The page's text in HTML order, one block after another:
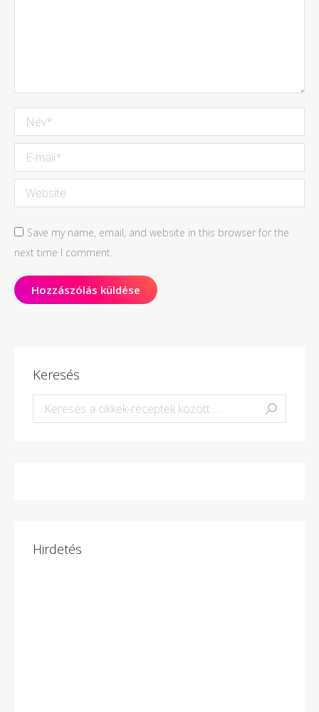
Név *
E-mail *
Website
Save my name, email, and website in this browser for the
next time I comment.
Hozzászólás küldése
Keresés
Keresés:
Hirdetés